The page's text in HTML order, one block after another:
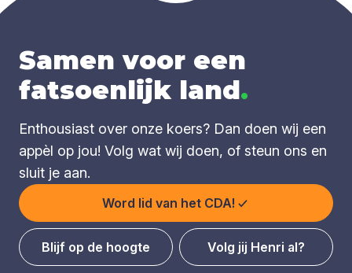
Samen voor een
fatsoenlijk land.
Enthousiast over onze koers? Dan doen wij een
appèl op jou! Volg wat wij doen, of steun ons en
sluit je aan.
Word lid van het CDA!
Blijf op de hoogte Volg jij Henri al?